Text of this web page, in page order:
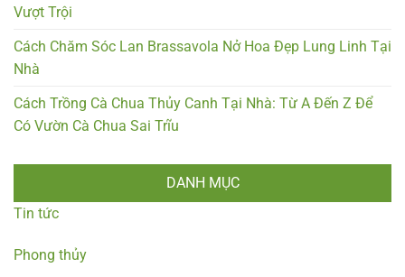
Vượt Trội
Cách Chăm Sóc Lan Brassavola Nở Hoa Đẹp Lung Linh Tại
Nhà
Cách Trồng Cà Chua Thủy Canh Tại Nhà: Từ A Đến Z Để
Có Vườn Cà Chua Sai Trĩu
DANH MỤC
Tin tức
Phong thủy